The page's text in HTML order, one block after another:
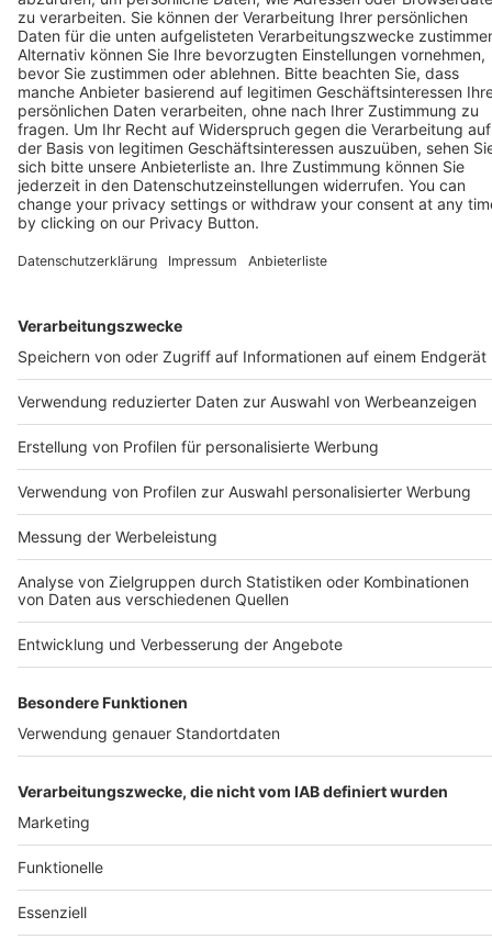
Podcast Datenschutz
Impressum AGB
Mitarbeiter Media Sales
Copyright ©2024 wattsup.de